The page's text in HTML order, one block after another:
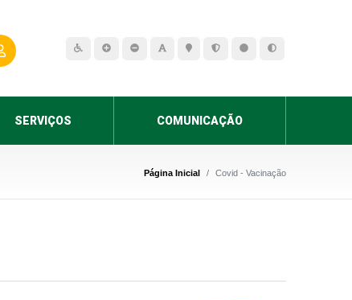
SERVIÇOS COMUNICAÇÃO
Página Inicial Covid - Vacinação